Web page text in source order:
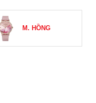
M. HỒNG